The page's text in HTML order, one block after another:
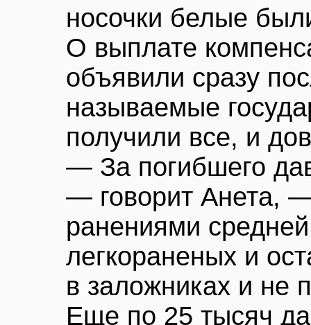
носочки белые
О выплате
объявили сразу
называемые
получили все, и
— За погибшего
— говорит Анета,
ранениями
легкораненых и
в заложниках и не
Еще по 25 тысяч